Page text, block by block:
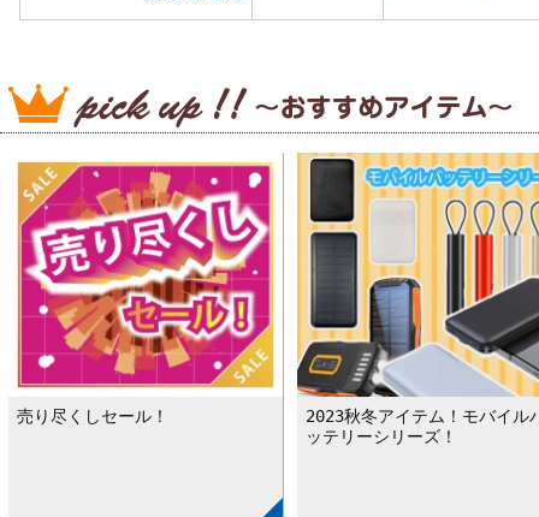
売り尽くしセール！
2023秋冬アイテム！モバイル
ッテリーシリーズ！